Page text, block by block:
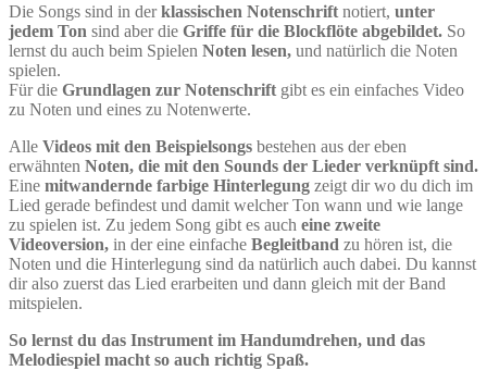
Die Songs sind in derklassischen Notenschrift notiert, unter
jedem Ton sind aber die Griffe für die Blockflöte abgebildet. So
lernst du auch beim Spielen Noten lesen, und natürlich die Noten
spielen.
Für die Grundlagen zur Notenschrift gibt es ein einfaches Video
zu Noten und eines zu Notenwerte.
Alle Videos mit den Beispielsongs bestehen aus der eben
erwähnten Noten, die mit den Sounds der Lieder verknüpft sind.
Eine mitwandernde farbige Hinterlegung zeigt dir wo du dich im
Lied gerade befindest und damit welcher Ton wann und wie lange
zu spielen ist. Zu jedem Song gibt es auch eine zweite
Videoversion, in der eine einfache Begleitband zu hören ist, die
Noten und die Hinterlegung sind da natürlich auch dabei. Du kannst
dir also zuerst das Lied erarbeiten und dann gleich mit der Band
mitspielen.
So lernst du das Instrument im Handumdrehen, und das
Melodiespiel macht so auch richtig Spaß.